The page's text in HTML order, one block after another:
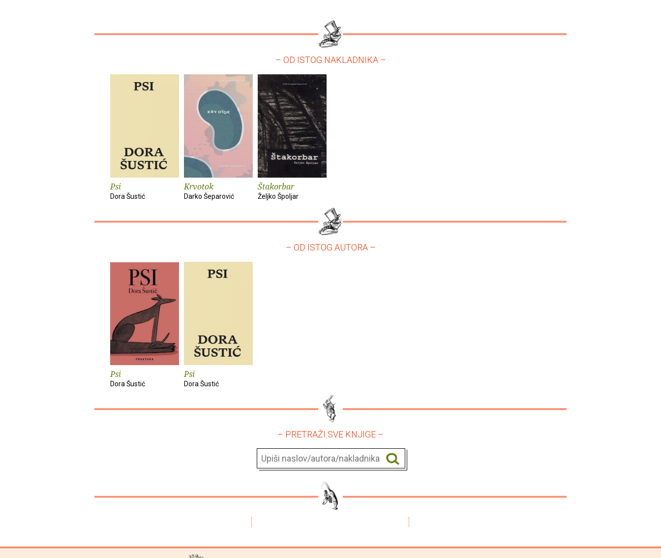
– OD ISTOG NAKLADNIKA –
Psi
Dora Šustić
Krvotok
Darko Šeparović
Štakorbar
Željko Špoljar
– OD ISTOG AUTORA –
Psi
Dora Šustić
Psi
Dora Šustić
– PRETRAŽI SVE KNJIGE –